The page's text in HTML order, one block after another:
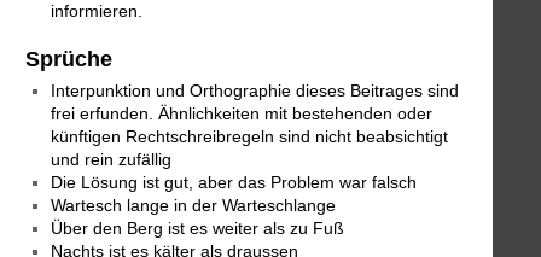
informieren.
Sprüche
Interpunktion und Orthographie dieses Beitrages sind
frei erfunden. Ähnlichkeiten mit bestehenden oder
künftigen Rechtschreibregeln sind nicht beabsichtigt
und rein zufällig
Die Lösung ist gut, aber das Problem war falsch
Wartesch lange in der Warteschlange
Über den Berg ist es weiter als zu Fuß
Nachts ist es kälter als draussen